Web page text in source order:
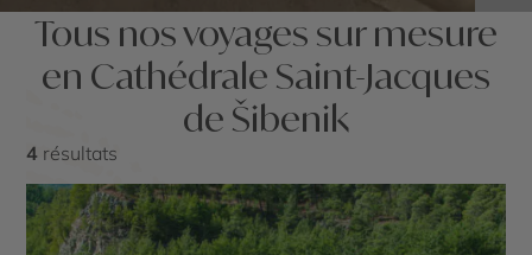
Tous nos voyages sur mesure
en Cathédrale Saint-Jacques
de Šibenik
4 résultats